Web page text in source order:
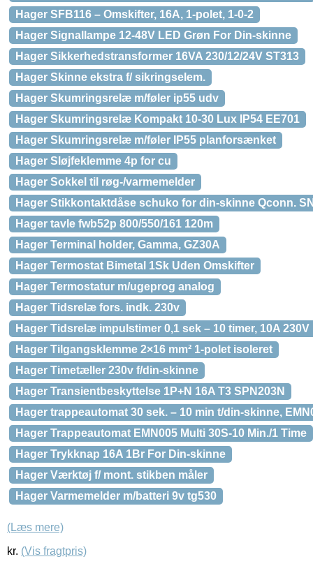
Hager SFB116 – Omskifter, 16A, 1-polet, 1-0-2
Hager Signallampe 12-48V LED Grøn For Din-skinne
Hager Sikkerhedstransformer 16VA 230/12/24V ST313
Hager Skinne ekstra f/ sikringselem.
Hager Skumringsrelæ m/føler ip55 udv
Hager Skumringsrelæ Kompakt 10-30 Lux IP54 EE701
Hager Skumringsrelæ m/føler IP55 planforsænket
Hager Sløjfeklemme 4p for cu
Hager Sokkel til røg-/varmemelder
Hager Stikkontaktdåse schuko for din-skinne Qconn.
Hager tavle fwb52p 800/550/161 120m
Hager Terminal holder, Gamma, GZ30A
Hager Termostat Bimetal 1Sk Uden Omskifter
Hager Termostatur m/ugeprog analog
Hager Tidsrelæ fors. indk. 230v
Hager Tidsrelæ impulstimer 0,1 sek – 10 timer, 10A 230V
Hager Tilgangsklemme 2×16 mm² 1-polet isoleret
Hager Timetæller 230v f/din-skinne
Hager Transientbeskyttelse 1P+N 16A T3 SPN203N
Hager trappeautomat 30 sek. – 10 min t/din-skinne,
Hager Trappeautomat EMN005 Multi 30S-10 Min./1 Time
Hager Trykknap 16A 1Br For Din-skinne
Hager Værktøj f/ mont. stikben måler
Hager Varmemelder m/batteri 9v tg530
(Læs mere)
kr. (Vis fragtpris)